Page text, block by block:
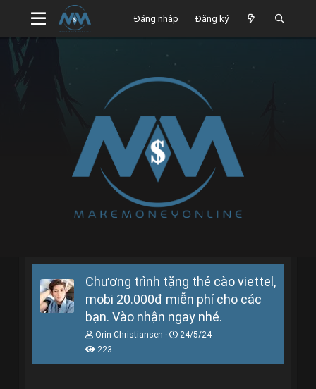
Đăng nhập Đăng ký
Chương trình tặng thẻ cào viettel,
mobi 20.000đ miễn phí cho các
bạn. Vào nhận ngay nhé.
T
h
Orin Christiansen
N
24/5/24
223